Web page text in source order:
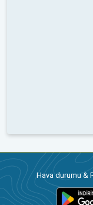
Hava durumu &